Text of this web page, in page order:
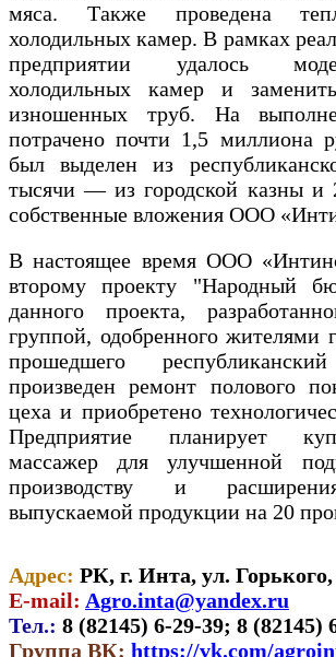
мяса. Также проведена
холодильных камер. В рамках
предприятии удалось
холодильных камер и
изношенных труб. На
потрачено почти 1,5 миллиона
был выделен из
тысячи — из городской казны и
собственные вложения ООО
В настоящее время ООО
второму проекту "Народный
данного проекта,
группой, одобренного
прошедшего
произведен ремонт полового
цеха и приобретено
Предприятие планирует
массажер для улучшенной
производству и
выпускаемой продукции на 20
Адрес: РК, г. Инта, ул.
E-mail: Agro.inta@yandex.ru
Тел.: 8 (82145) 6-29-39; 8 (82145)
Группа ВК: https://vk.com/